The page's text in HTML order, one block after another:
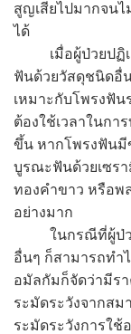
สูญเสียไปมากจน
ได้
เมื่อผู้ป่วยปฏิเ
ฟันด้วยวัสดุชนิดอื่
เหมาะกับโพรงฟั
ต้องใช้เวลาในก
ขึ้น หากโพรงฟัน
บูรณะฟันด้วยเซร
ทองคำขาว หรือพ
อย่างมาก
ในกรณีที่ผู้ป่วย
อื่นๆ ก็สามารถทำ
อมัลกัมก็จัดว่ามีร
ระมัดระวังจากส
ระมัดระวังการใช้